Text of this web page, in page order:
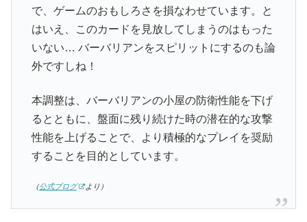
で、ゲームのおもしろさを損なわせています。と
はいえ、このカードを見放してしまうのはもった
いない… バーバリアンをスピリットにするのも論
外ですしね！
本調整は、バーバリアンの小屋の防衛性能を下げ
るとともに、盤面に残り続けた時の潜在的な攻撃
性能を上げることで、より積極的なプレイを奨励
することを目的としています。
（公式ブログ より）